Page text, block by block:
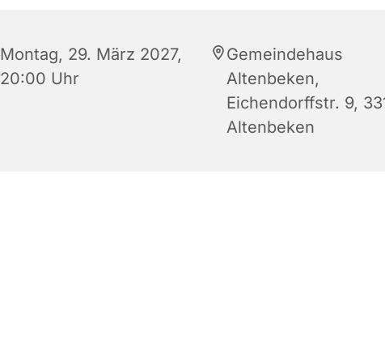
Montag, 29. März 2027,
20:00 Uhr
Gemeindehaus
Altenbeken,
Eichendorffstr. 9,
Altenbeken